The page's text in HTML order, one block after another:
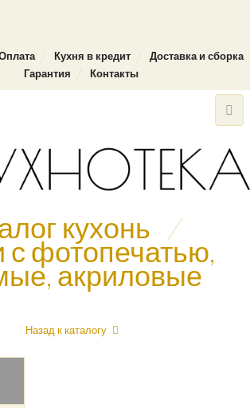
Кухня в кредит
Доставка и сборка
Гарантия
Контакты
кухонь /
с фотопечатью,
акриловые
Назад к каталогу